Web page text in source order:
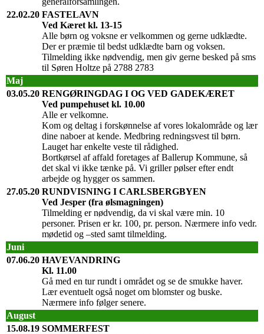
22.02.20 FASTELAVN
Ved Kæret kl. 13-15
Alle børn og voksne er velkommen og gerne udklædte.
Der er præmie til bedst udklædte barn og voksen.
Tilmelding ikke nødvendig, men giv gerne besked på sms
til Søren Holtze på 2788 2783
Maj
03.05.20 RENGØRINGDAG I OG VED GADEKÆRET
Ved pumpehuset kl. 10.00
Alle er velkomne.
Kom og deltag i forskønnelse af vores lokalområde og lær
dine naboer at kende. Medbring redningsvest til børn.
Lauget har enkelte veste til rådighed.
Bortkørsel af affald foretages af Ballerup Kommune, så
det skal vi ikke tænke på. Vi griller pølser efter endt
arbejde og hygger os sammen.
27.05.20 RUNDVISNING I CARLSBERGBYEN
Ved Jesper (fra ølsmagningen)
Tilmelding er nødvendig, da vi skal være min. 10
personer. Prisen er kr. 100, pr. person. Nærmere info vedr.
mødetid og –sted samt tilmelding.
Juni
07.06.20 HAVEVANDRING
Kl. 11.00
Gå med en tur rundt i området og se de smukke haver.
Lær eventuelt også noget om blomster og buske.
Nærmere info følger senere.
August
15.08.19 SOMMERFEST